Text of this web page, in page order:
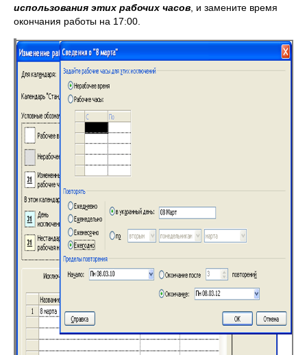
использования этих рабочих часов , и замените время
окончания работы на 17:00.